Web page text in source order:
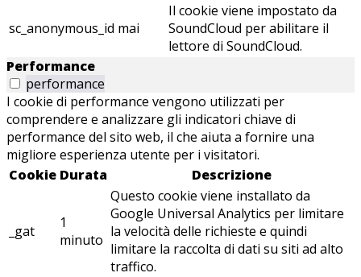
sc_anonymous_id mai
Il cookie viene impostato da
SoundCloud per abilitare il
lettore di SoundCloud.
Performance
performance
I cookie di performance vengono utilizzati per
comprendere e analizzare gli indicatori chiave di
performance del sito web, il che aiuta a fornire una
migliore esperienza utente per i visitatori.
Cookie Durata Descrizione
_gat
1
minuto
Questo cookie viene installato da
Google Universal Analytics per limitare
la velocità delle richieste e quindi
limitare la raccolta di dati su siti ad alto
traffico.